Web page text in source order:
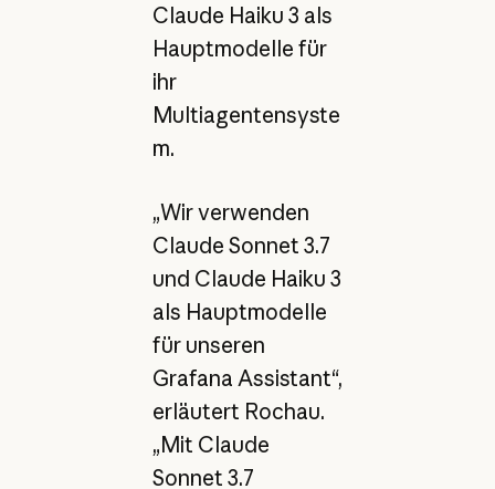
Claude Haiku 3 als
Hauptmodelle für
ihr
Multiagentensyste
m.
„Wir verwenden
Claude Sonnet 3.7
und Claude Haiku 3
als Hauptmodelle
für unseren
Grafana Assistant“,
erläutert Rochau.
„Mit Claude
Sonnet 3.7